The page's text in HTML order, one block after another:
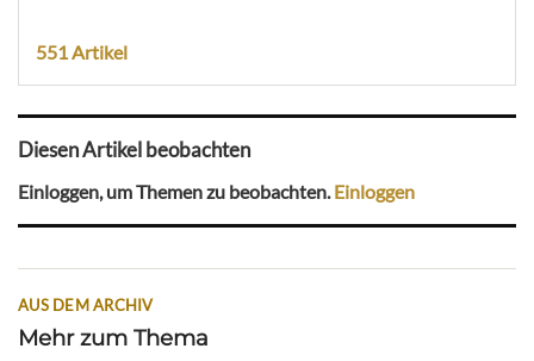
551 Artikel
Diesen Artikel beobachten
Einloggen, um Themen zu beobachten.Einloggen
AUS DEM ARCHIV
Mehr zum Thema